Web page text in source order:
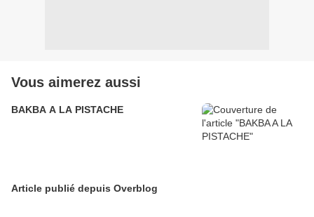
Vous aimerez aussi
BAKBA A LA PISTACHE
Article publié depuis Overblog